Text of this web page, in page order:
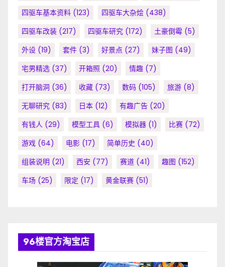
四驱车基本资料 (123) 四驱车大杂烩 (438)
四驱车改装 (217) 四驱车研究 (172) 土豪倒霉 (5)
外设 (19) 套件 (3) 好景点 (27) 妹子图 (49)
宅男精选 (37) 开箱照 (20) 情趣 (7)
打开脑洞 (36) 收藏 (73) 数码 (105) 旅游 (8)
无聊研究 (83) 日本 (12) 有趣广告 (20)
有钱人 (29) 模型工具 (6) 模拟器 (1) 比赛 (72)
游戏 (64) 电影 (17) 简单历史 (40)
组装说明 (21) 西安 (77) 赛道 (41) 趣图 (152)
车场 (25) 限定 (17) 黄金联赛 (51)
96楼官方淘宝店